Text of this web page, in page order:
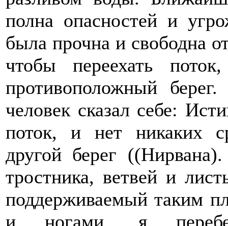
полна опасностей и
была прочна и свободна
чтобы переехать
противоположный
человек сказал себе:
поток, и нет никаких
другой берег
тростника, ветвей и
поддерживаемый таким
и ногами, я